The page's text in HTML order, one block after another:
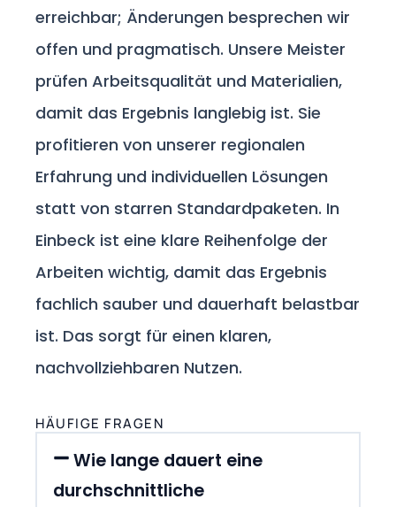
erreichbar; Änderungen besprechen wir
offen und pragmatisch. Unsere Meister
prüfen Arbeitsqualität und Materialien,
damit das Ergebnis langlebig ist. Sie
profitieren von unserer regionalen
Erfahrung und individuellen Lösungen
statt von starren Standardpaketen. In
Einbeck ist eine klare Reihenfolge der
Arbeiten wichtig, damit das Ergebnis
fachlich sauber und dauerhaft belastbar
ist. Das sorgt für einen klaren,
nachvollziehbaren Nutzen.
HÄUFIGE FRAGEN
Wie lange dauert eine
durchschnittliche